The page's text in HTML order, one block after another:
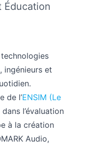
Éducation
ingénieurs et
de l’ENSIM (Le
l’évaluation
à la création
Audio,